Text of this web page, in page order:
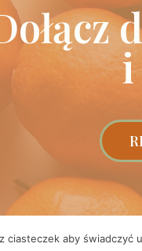
i
Bukowska Świat
ciasteczek aby świadczyć